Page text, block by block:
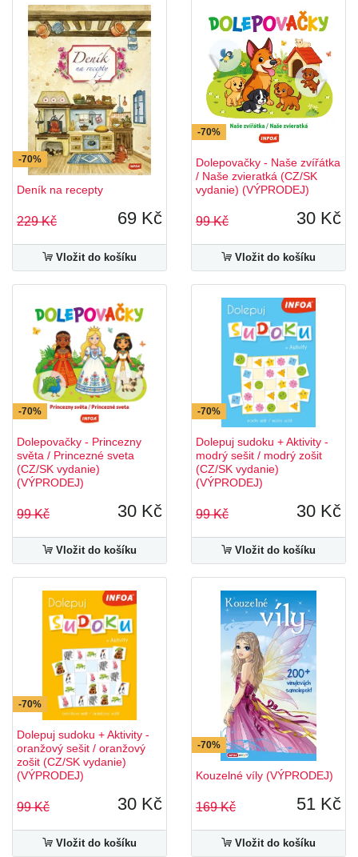
-70%
Deník na recepty
229 Kč 69 Kč
Vložit do košíku
-70%
Dolepovačky - Naše zvířátka
/ Naše zvieratká (CZ/SK
vydanie) (VÝPRODEJ)
99 Kč 30 Kč
Vložit do košíku
-70%
Dolepovačky - Princezny
světa / Princezné sveta
(CZ/SK vydanie)
(VÝPRODEJ)
99 Kč 30 Kč
Vložit do košíku
-70%
Dolepuj sudoku + Aktivity -
modrý sešit / modrý zošit
(CZ/SK vydanie)
(VÝPRODEJ)
99 Kč 30 Kč
Vložit do košíku
-70%
Dolepuj sudoku + Aktivity -
oranžový sešit / oranžový
zošit (CZ/SK vydanie)
(VÝPRODEJ)
99 Kč 30 Kč
Vložit do košíku
-70%
Kouzelné víly (VÝPRODEJ)
169 Kč 51 Kč
Vložit do košíku